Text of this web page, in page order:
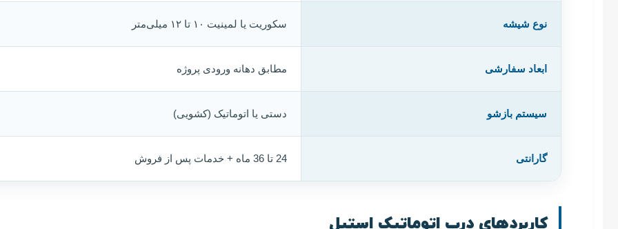
نوع شیشه سکوریت یا لمینیت ۱۰ تا ۱۲ میلی‌متر
ابعاد سفارشی مطابق دهانه ورودی پروژه
سیستم بازشو دستی یا اتوماتیک (کشویی)
گارانتی 24 تا 36 ماه + خدمات پس از فروش
کاربردهای درب اتوماتیک استیل